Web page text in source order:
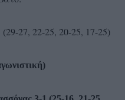
27, 22-25, 20-25, 17-25)